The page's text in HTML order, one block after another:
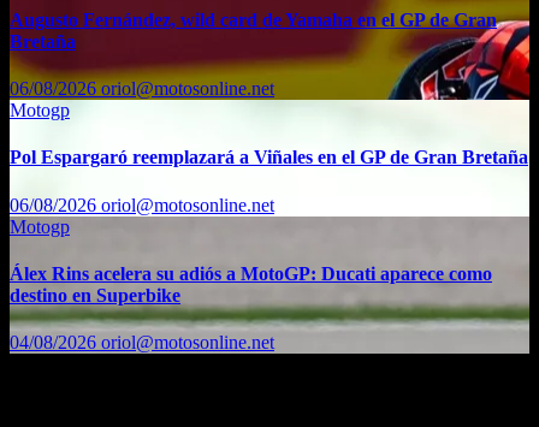
Augusto Fernández, wild card de Yamaha en el GP de Gran
Bretaña
06/08/2026 oriol@motosonline.net
Motogp
Pol Espargaró reemplazará a Viñales en el GP de Gran Bretaña
06/08/2026 oriol@motosonline.net
Motogp
Álex Rins acelera su adiós a MotoGP: Ducati aparece como
destino en Superbike
04/08/2026 oriol@motosonline.net